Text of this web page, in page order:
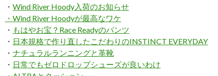
・ Wind River Hoody入荷のお知らせ
・Wind River Hoodyが最高なワケ
・ もはやお宝？Race Readyのパンツ
・ 日本規格で作り直したこだわりのINSTINCT EVERYDAY
・ ナチュラルランニングと革靴
・ 日常でもゼロドロップシューズが良いわけ